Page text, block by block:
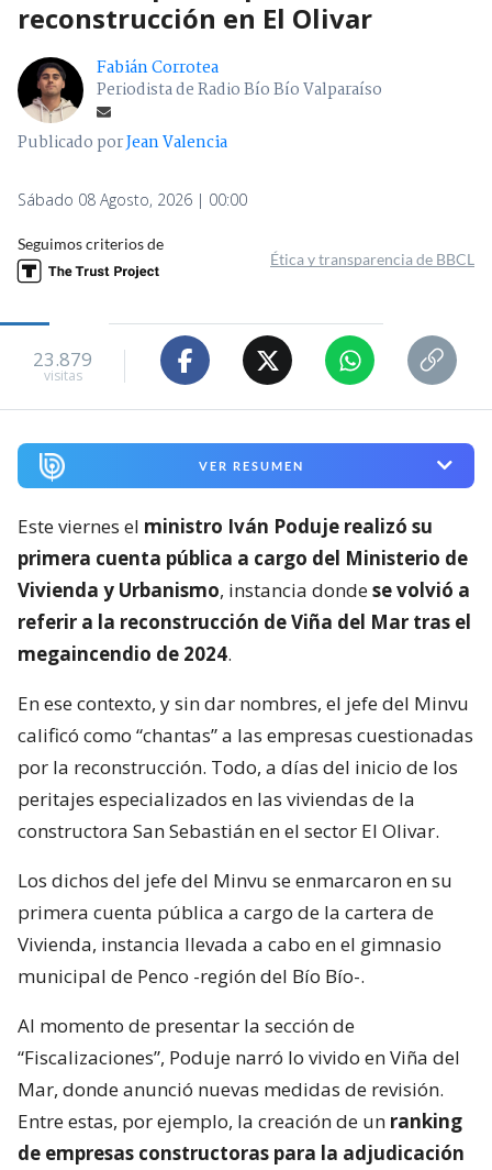
reconstrucción en El Olivar
Fabián Corrotea
Periodista de Radio Bío Bío Valparaíso
Publicado porJean Valencia
Sábado 08 Agosto, 2026 | 00:00
Seguimos criterios de
Ética y transparencia de BBCL
23.879
visitas
VER RESUMEN
Este viernes el ministro Iván Poduje realizó su
primera cuenta pública a cargo del Ministerio de
Vivienda y Urbanismo, instancia dondese volvió a
referir a la reconstrucción de Viña del Mar tras el
megaincendio de 2024.
En ese contexto, y sin dar nombres, el jefe del Minvu
calificó como “chantas” a las empresas cuestionadas
por la reconstrucción. Todo, a días del inicio de los
peritajes especializados en las viviendas de la
constructora San Sebastián en el sector El Olivar.
Los dichos del jefe del Minvu se enmarcaron en su
primera cuenta pública a cargo de la cartera de
Vivienda, instancia llevada a cabo en el gimnasio
municipal de Penco -región del Bío Bío-.
Al momento de presentar la sección de
“Fiscalizaciones”, Poduje narró lo vivido en Viña del
Mar, donde anunció nuevas medidas de revisión.
Entre estas, por ejemplo, la creación de un ranking
de empresas constructoras para la adjudicación